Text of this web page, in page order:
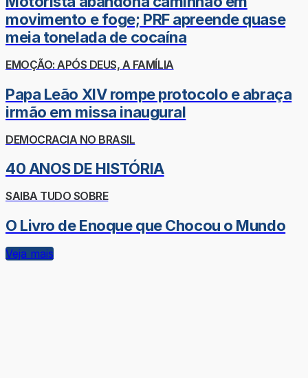
movimento e foge; PRF apreende quase
meia tonelada de cocaína
EMOÇÃO: APÓS DEUS, A FAMÍLIA
Papa Leão XIV rompe protocolo e abraça
irmão em missa inaugural
DEMOCRACIA NO BRASIL
40 ANOS DE HISTÓRIA
SAIBA TUDO SOBRE
O Livro de Enoque que Chocou o Mundo
Veja mais